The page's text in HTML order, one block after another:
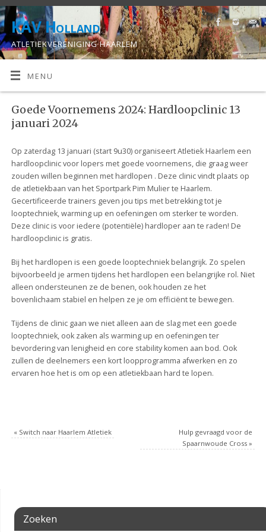
KAV Holland
ATLETIEKVERENIGING HAARLEM
MENU
Goede Voornemens 2024: Hardloopclinic 13
januari 2024
Op zaterdag 13 januari (start 9u30) organiseert Atletiek Haarlem een
hardloopclinic voor lopers met goede voornemens, die graag weer
zouden willen beginnen met hardlopen . Deze clinic vindt plaats op
de atletiekbaan van het Sportpark Pim Mulier te Haarlem.
Gecertificeerde trainers geven jou tips met betrekking tot je
looptechniek, warming up en oefeningen om sterker te worden.
Deze clinic is voor iedere (potentiële) hardloper aan te raden! De
hardloopclinic is gratis.
Bij het hardlopen is een goede looptechniek belangrijk. Zo spelen
bijvoorbeeld je armen tijdens het hardlopen een belangrijke rol. Niet
alleen ondersteunen ze de benen, ook houden ze het
bovenlichaam stabiel en helpen ze je om efficiënt te bewegen.
Tijdens de clinic gaan we niet alleen aan de slag met een goede
looptechniek, ook zaken als warming up en oefeningen ter
bevordering van lenigheid en core stability komen aan bod. Ook
zullen de deelnemers een kort loopprogramma afwerken en zo
ervaren hoe het is om op een atletiekbaan hard te lopen.
«Switch naar Haarlem Atletiek
Hulp gevraagd voor de
Spaarnwoude Cross»
Zoeken